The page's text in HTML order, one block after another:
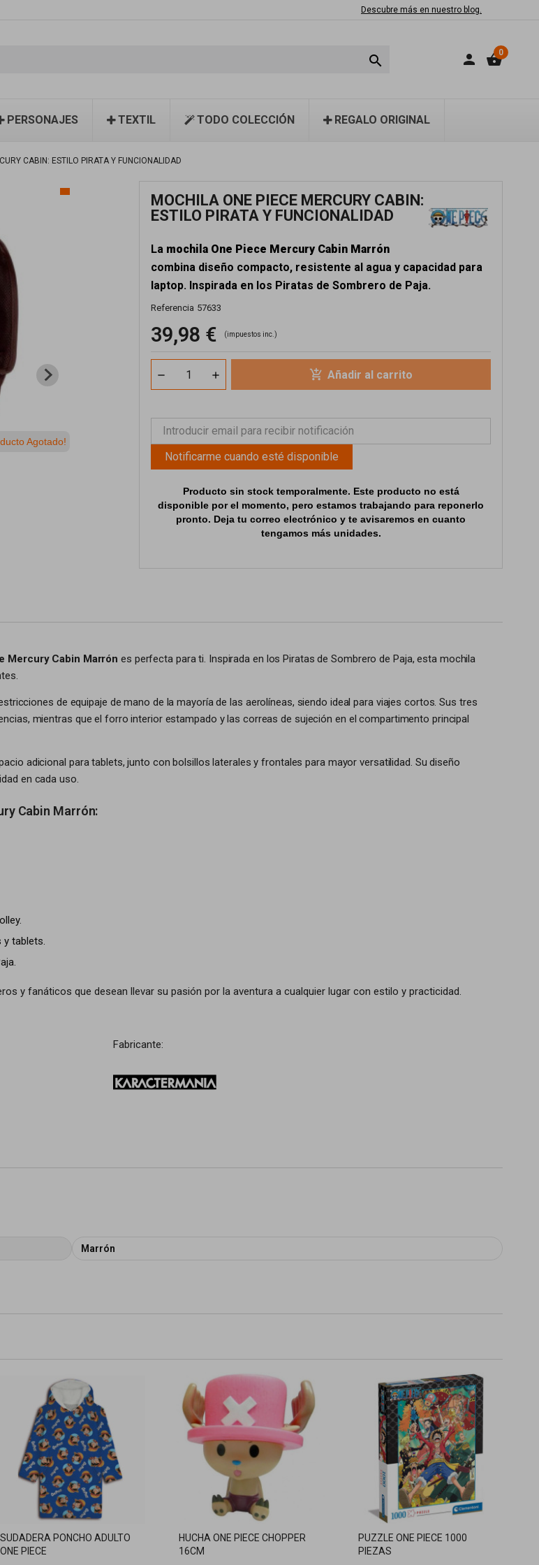
Descubre más en nuestro blog.
 person shopping_basket0
PERSONAJES TEXTIL TODO COLECCIÓN REGALO ORIGINAL
CABIN: ESTILO PIRATA Y FUNCIONALIDAD
Agotado! ¡Producto Agotado!
MOCHILA ONE PIECE MERCURY CABIN:
ESTILO PIRATA Y FUNCIONALIDAD
La mochila One Piece Mercury Cabin Marrón
combina diseño compacto, resistente al agua y capacidad para
laptop. Inspirada en los Piratas de Sombrero de Paja.
Referencia 57633
39,98 € (impuestos inc.)
add_shopping_cart Añadir al carrito
Notificarme cuando esté disponible
Producto sin stock temporalmente. Este producto no está
disponible por el momento, pero estamos trabajando para reponerlo
pronto. Deja tu correo electrónico y te avisaremos en cuanto
tengamos más unidades.
Mercury Cabin Marrón es perfecta para ti. Inspirada en los Piratas de Sombrero de Paja, esta mochila
de equipaje de mano de la mayoría de las aerolíneas, siendo ideal para viajes cortos. Sus tres
mientras que el forro interior estampado y las correas de sujeción en el compartimento principal
adicional para tablets, junto con bolsillos laterales y frontales para mayor versatilidad. Su diseño
en cada uso.
Cabin Marrón:
y tablets.
y fanáticos que desean llevar su pasión por la aventura a cualquier lugar con estilo y practicidad.
Fabricante:
Marrón
SUDADERA PONCHO ADULTO
ONE PIECE
HUCHA ONE PIECE CHOPPER
16CM
PUZZLE ONE PIECE 1000
PIEZAS